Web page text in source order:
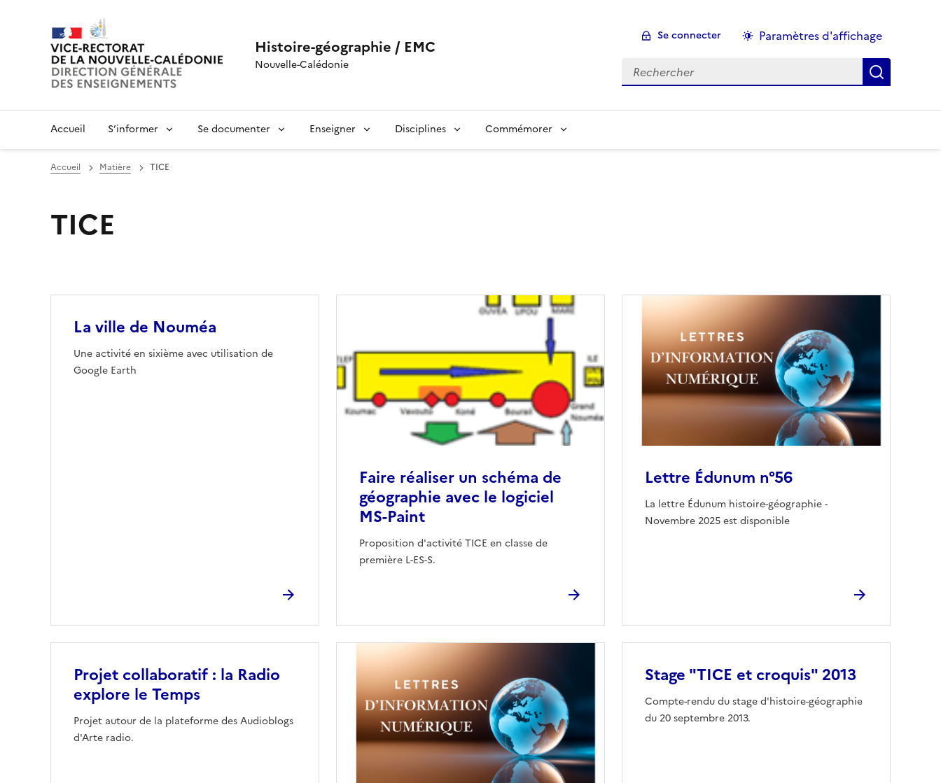
Histoire-géographie / EMC
Nouvelle-Calédonie
Se connecter
Paramètres d'affichage
Rechercher :
Accueil S’informer Se documenter Enseigner Disciplines Commémorer
Accueil Matière TICE
TICE
La ville de Nouméa
Une activité en sixième avec utilisation de
Google Earth
Faire réaliser un schéma de
géographie avec le logiciel
MS-Paint
Proposition d'activité TICE en classe de
première L-ES-S.
Lettre Édunum n°56
La lettre Édunum histoire-géographie -
Novembre 2025 est disponible
Projet collaboratif : la Radio
explore le Temps
Projet autour de la plateforme des Audioblogs
d'Arte radio.
Stage "TICE et croquis" 2013
Compte-rendu du stage d'histoire-géographie
du 20 septembre 2013.